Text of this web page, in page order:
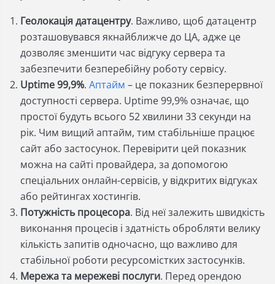
Геолокація датацентру. Важливо, щоб датацентр
розташовувався якнайближче до ЦА, адже це
дозволяє зменшити час відгуку сервера та
забезпечити безперебійну роботу сервісу.
Uptime 99,9%. Аптайм – це показник безперервної
доступності сервера. Uptime 99,9% означає, що
простої будуть всього 52 хвилини 33 секунди на
рік. Чим вищий аптайм, тим стабільніше працює
сайт або застосунок. Перевірити цей показник
можна на сайті провайдера, за допомогою
спеціальних онлайн-сервісів, у відкритих відгуках
або рейтингах хостингів.
Потужність процесора. Від неї залежить швидкість
виконання процесів і здатність обробляти велику
кількість запитів одночасно, що важливо для
стабільної роботи ресурсомістких застосунків.
Мережа та мережеві послуги. Перед орендою